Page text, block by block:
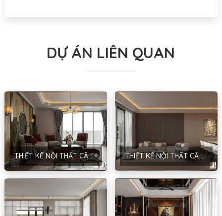
DỰ ÁN LIÊN QUAN
THIẾT KẾ NỘI THẤT CĂN HỘ CHUNG CƯ – PHONG CÁCH INDOCHINE – HÀ NỘI THIẾT KẾ NỘI THẤT CĂN HỘ – HIỆN ĐẠI – HẢI DƯƠNG – ANH QUANG